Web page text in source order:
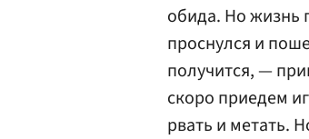
обида. Но жизнь
проснулся и
получится, —
скоро приедем
рвать и метать.